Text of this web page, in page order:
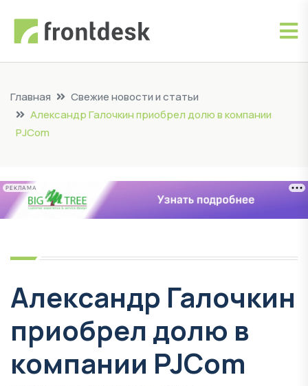
Главная
Свежие новости и статьи
Александр Галочкин приобрел долю в компании
PJCom
РЕКЛАМА
Александр Галочкин
приобрел долю в
компании PJCom